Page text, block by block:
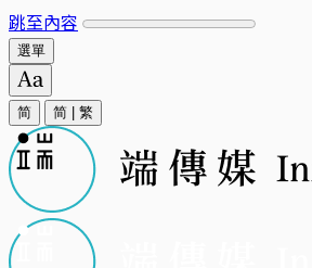
跳至內容
選單
简 简 繁